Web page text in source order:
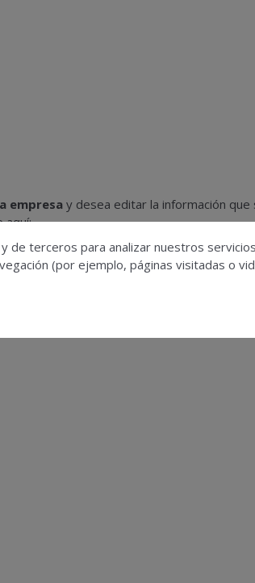
empresa y desea editar la información
aquí:
empresa, contáctenos a través de
de terceros para analizar nuestros
(por ejemplo, páginas visitadas o